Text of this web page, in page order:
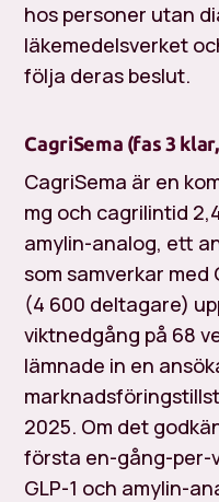
hos personer utan
läkemedelsverket
följa deras beslut.
CagriSema (fas 3
CagriSema är en
mg och cagrilintid
amylin-analog, ett
som samverkar med
(4 600 deltagare)
viktnedgång på 68
lämnade in en
2025. Om det
första en-gång-per-
GLP-1 och amylin-